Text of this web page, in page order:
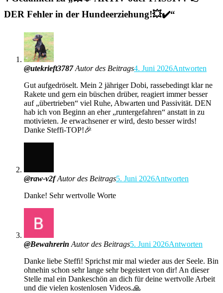
DER Fehler in der Hundeerziehung!💥✔️“
@utekrieft3787 Autor des Beitrags4. Juni 2026Antworten
Gut aufgedröselt. Mein 2 jähriger Dobi, rassebedingt klar ne
Rakete und gern ein büschen drüber, reagiert immer besser
auf „übertrieben“ viel Ruhe, Abwarten und Passivität. DEN
hab ich von Beginn an eher „runtergefahren“ anstatt in zu
motivieten. Je erwachsener er wird, desto besser wirds!
Danke Steffi-TOP!🎉
@raw-v2f Autor des Beitrags5. Juni 2026Antworten
Danke! Sehr wertvolle Worte
@Bewahrerin Autor des Beitrags5. Juni 2026Antworten
Danke liebe Steffi! Sprichst mir mal wieder aus der Seele. Bin
ohnehin schon sehr lange sehr begeistert von dir! An dieser
Stelle mal ein Dankeschön an dich für deine wertvolle Arbeit
und die vielen kostenlosen Videos.🙏